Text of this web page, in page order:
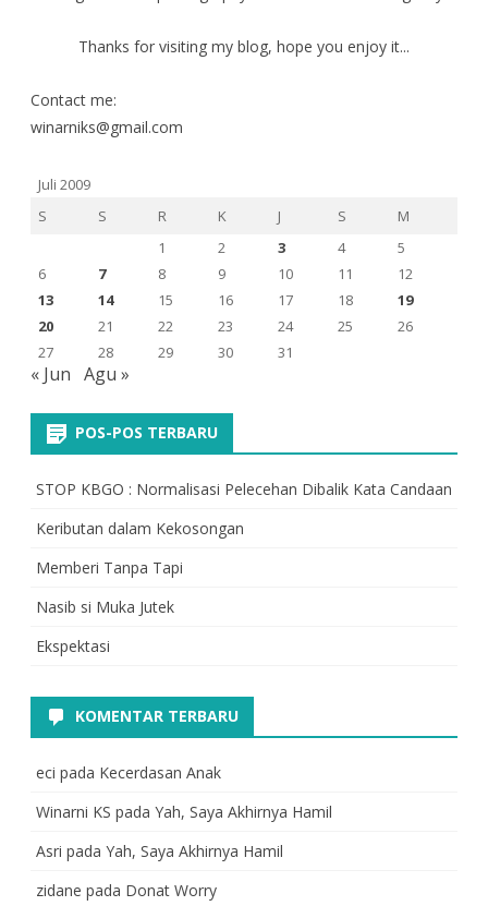
Thanks for visiting my blog, hope you enjoy it...
Contact me:
winarniks@gmail.com
Juli 2009
S
S R K J S
M
1
2 3 4
5
6
7 8 9 10 11
12
13
14 15 16 17 18
19
20
21 22 23 24 25
26
27
28 29 30 31
« Jun Agu »
POS-POS TERBARU
STOP KBGO : Normalisasi Pelecehan Dibalik Kata Candaan
Keributan dalam Kekosongan
Memberi Tanpa Tapi
Nasib si Muka Jutek
Ekspektasi
KOMENTAR TERBARU
eci pada Kecerdasan Anak
Winarni KS pada Yah, Saya Akhirnya Hamil
Asri pada Yah, Saya Akhirnya Hamil
zidane pada Donat Worry